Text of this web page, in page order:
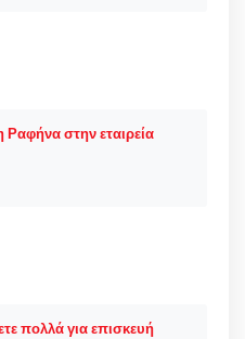
στην εταιρεία
πολλά για επισκευή